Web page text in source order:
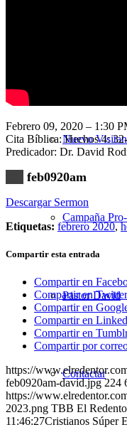
Nuevo
Campaña
Pastor David
Contactar
Febrero 09, 2020 – 1:30
Cita Bíblica: Hechos 4:
Predicador: Dr. David
feb0920am
Descargar Sermon
Etiquetas: febrero 2020,
Compartir esta entrada
Compartir en
Compartir en Twitter
Compartir en
Compartir en
Compartir en
Compartir por
https://
feb0920am-david.jpg 224
https://
2023.png TBB El
11:46:27Cristianos Súper